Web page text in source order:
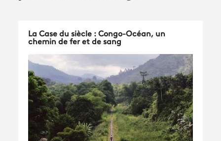
La Case du siècle : Congo-Océan, un
chemin de fer et de sang